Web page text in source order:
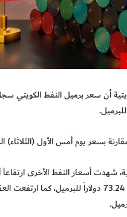
يوم أمس الأول (الثلاثاء) الذي بلغ 73.15
شهدت أسعار النفط الأخرى